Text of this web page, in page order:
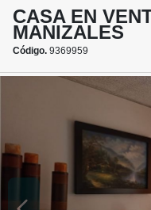
CASA EN
MANIZALES
Código. 9369959